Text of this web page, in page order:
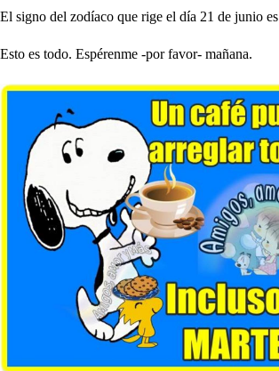
El signo del zodíaco que rige el día 21 de junio es
Esto es todo. Espérenme -por favor- mañana.